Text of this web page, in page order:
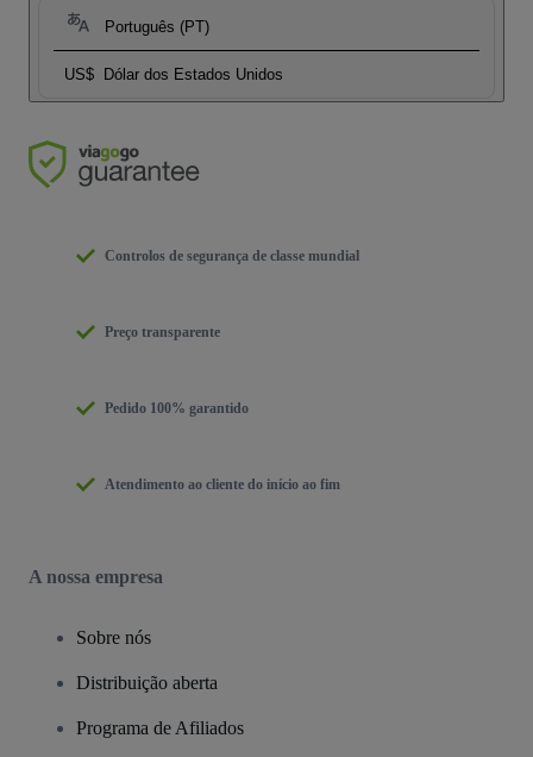
Português (PT)
US$ Dólar dos Estados Unidos
Controlos de segurança de classe mundial
Preço transparente
Pedido 100% garantido
Atendimento ao cliente do início ao fim
A nossa empresa
Sobre nós
Distribuição aberta
Programa de Afiliados